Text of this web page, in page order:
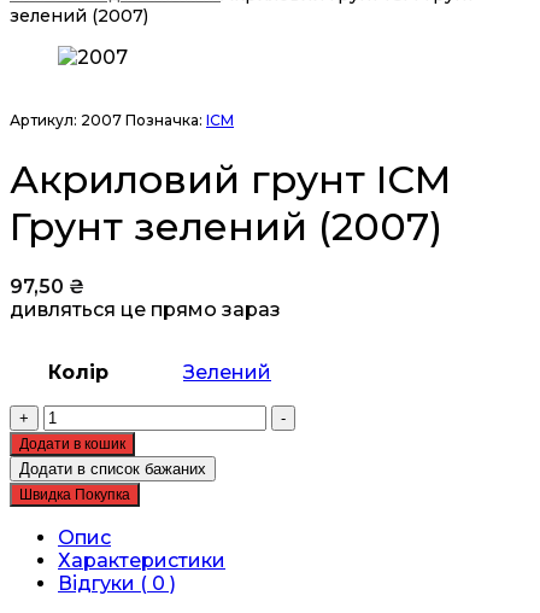
зелений (2007)
Артикул: 2007 Позначка: ICM
Акриловий грунт ICM
Грунт зелений (2007)
97,50 ₴
дивляться це прямо зараз
Колір Зелений
+
Акриловий
грунт
ICM
Грунт
зелений
(2007)
кількість
-
Додати в кошик
Додати в список бажаних
Швидка Покупка
Опис
Характеристики
Відгуки ( 0 )